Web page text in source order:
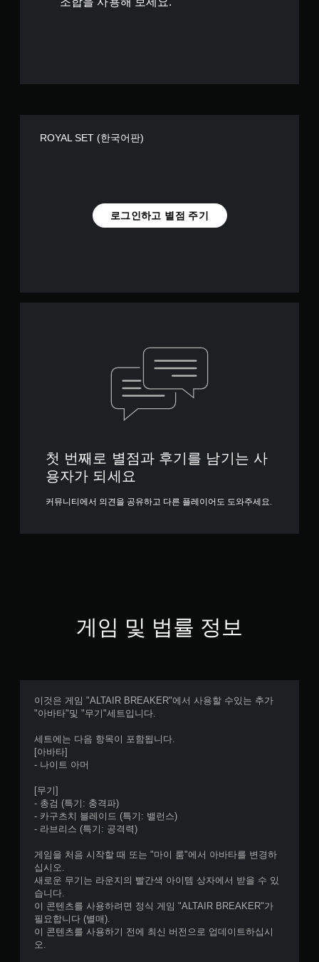
ROYAL SET (한국어판)
로그인하고 별점 주기
첫 번째로 별점과 후기를 남기는 사
용자가 되세요
커뮤니티에서 의견을 공유하고 다른 플레이어도 도와주세요.
게임 및 법률 정보
이것은 게임 "ALTAIR BREAKER"에서 사용할 수있는 추가
"아바타"및 "무기"세트입니다.
세트에는 다음 항목이 포함됩니다.
[아바타]
- 나이트 아머
[무기]
- 총검 (특기: 충격파)
- 카구츠치 블레이드 (특기: 밸런스)
- 라브리스 (특기: 공격력)
게임을 처음 시작할 때 또는 "마이 룸"에서 아바타를 변경하
십시오.
새로운 무기는 라운지의 빨간색 아이템 상자에서 받을 수 있
습니다.
이 콘텐츠를 사용하려면 정식 게임 "ALTAIR BREAKER"가
필요합니다 (별매).
이 콘텐츠를 사용하기 전에 최신 버전으로 업데이트하십시
오.